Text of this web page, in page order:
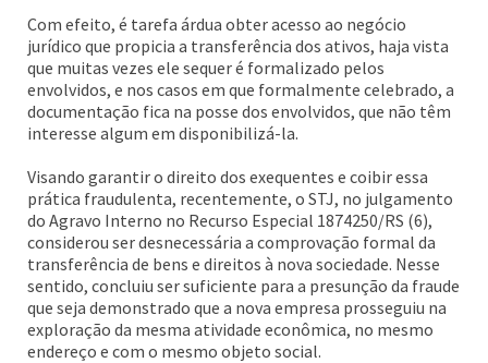
Com efeito, é tarefa árdua obter acesso ao negócio
jurídico que propicia a transferência dos ativos, haja vista
que muitas vezes ele sequer é formalizado pelos
envolvidos, e nos casos em que formalmente celebrado, a
documentação fica na posse dos envolvidos, que não têm
interesse algum em disponibilizá-la.
Visando garantir o direito dos exequentes e coibir essa
prática fraudulenta, recentemente, o STJ, no julgamento
do Agravo Interno no Recurso Especial 1874250/RS (6),
considerou ser desnecessária a comprovação formal da
transferência de bens e direitos à nova sociedade. Nesse
sentido, concluiu ser suficiente para a presunção da fraude
que seja demonstrado que a nova empresa prosseguiu na
exploração da mesma atividade econômica, no mesmo
endereço e com o mesmo objeto social.